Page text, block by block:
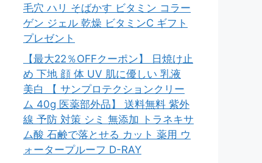
毛穴 ハリ そばかす ビタミン コラー
ゲン ジェル 乾燥 ビタミンC ギフト
プレゼント
【最大22％OFFクーポン】 日焼け止
め 下地 顔 体 UV 肌に優しい 乳液
美白 【 サンプロテクションクリー
ム 40g 医薬部外品】 送料無料 紫外
線 予防 対策 シミ 無添加 トラネキサ
ム酸 石鹸で落とせる カット 薬用 ウ
ォータープルーフ D-RAY